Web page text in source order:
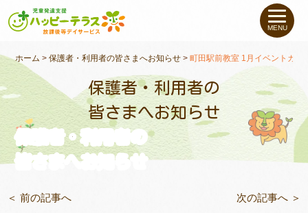
私たちについて
未就学のお子さま（０〜６才）
小学生〜高校生の お子さま
支援事例
MENU
ホーム >保護者・利用者の皆さまへお知らせ >町田駅前教室 1月イベントカレ
保護者・利用者の
皆さまへお知らせ
保護者・利用者の
皆さまへお知らせ
＜ 前の記事へ 次の記事へ ＞